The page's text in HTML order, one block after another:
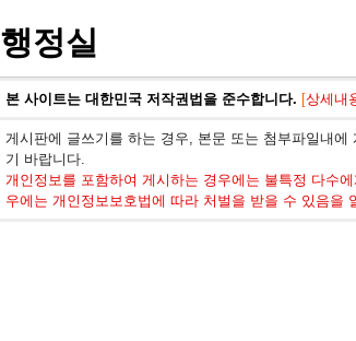
행정실
본 사이트는 대한민국 저작권법을 준수합니다. [상세내
게시판에 글쓰기를 하는 경우, 본문 또는 첨부파일내
기 바랍니다.
개인정보를 포함하여 게시하는 경우에는 불특정 다수
우에는 개인정보보호법에 따라 처벌을 받을 수 있음을